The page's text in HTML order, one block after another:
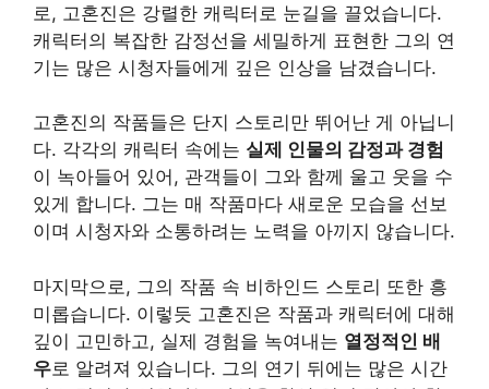
로, 고혼진은 강렬한 캐릭터로 눈길을 끌었습니다.
캐릭터의 복잡한 감정선을 세밀하게 표현한 그의 연
기는 많은 시청자들에게 깊은 인상을 남겼습니다.
고혼진의 작품들은 단지 스토리만 뛰어난 게 아닙니
다. 각각의 캐릭터 속에는 실제 인물의 감정과 경험
이 녹아들어 있어, 관객들이 그와 함께 울고 웃을 수
있게 합니다. 그는 매 작품마다 새로운 모습을 선보
이며 시청자와 소통하려는 노력을 아끼지 않습니다.
마지막으로, 그의 작품 속 비하인드 스토리 또한 흥
미롭습니다. 이렇듯 고혼진은 작품과 캐릭터에 대해
깊이 고민하고, 실제 경험을 녹여내는 열정적인 배
우로 알려져 있습니다. 그의 연기 뒤에는 많은 시간